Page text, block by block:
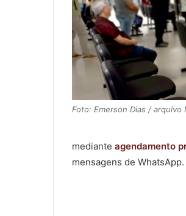
Foto: Emerson Dias / arquivo
mediante agendamento
mensagens de